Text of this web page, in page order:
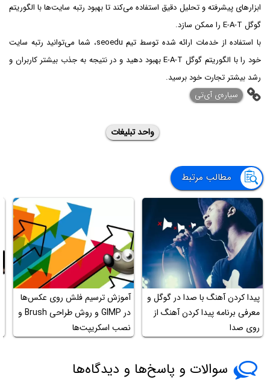
ابزارهای پیشرفته و تحلیل دقیق استفاده می‌کند تا بهبود رتبه سایت‌ها با الگوریتم
گوگل E-A-T را ممکن سازد.
با استفاده از خدمات ارائه شده توسط تیم seoedu، شما می‌توانید رتبه سایت
خود را با الگوریتم گوگل E-A-T بهبود دهید و در نتیجه به جذب بیشتر کاربران و
رشد بیشتر تجارت خود برسید.
‌سیاره‌ی آی‌تی
واحد تبلیغات
مطالب مرتبط
پیدا کردن آهنگ با صدا در گوگل و
معرفی برنامه پیدا کردن آهنگ از
روی صدا
آموزش ترسیم فلش روی عکس‌ها
در GIMP و روش طراحی Brush و
نصب اسکریپت‌ها
سوالات و پاسخ‌ها و دیدگاه‌ها